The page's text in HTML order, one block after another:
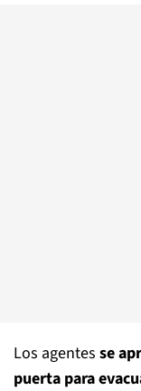
Los agentes se
puerta para